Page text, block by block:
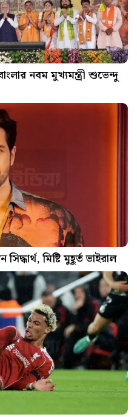
নবম মুখ্যমন্ত্রী শুভেন্দু
মিষ্টি মুহূর্ত ভাইরাল